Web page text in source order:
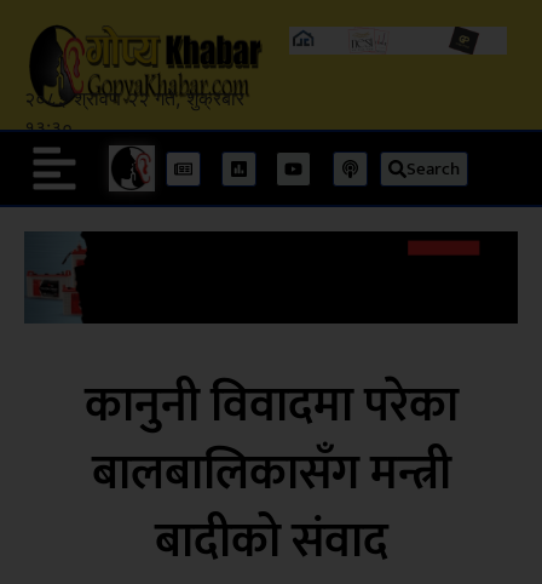
२०८३ श्रावण २२ गते, शुक्रबार
१३:३०
Search
कानुनी विवादमा परेका
बालबालिकासँग मन्त्री
बादीको संवाद